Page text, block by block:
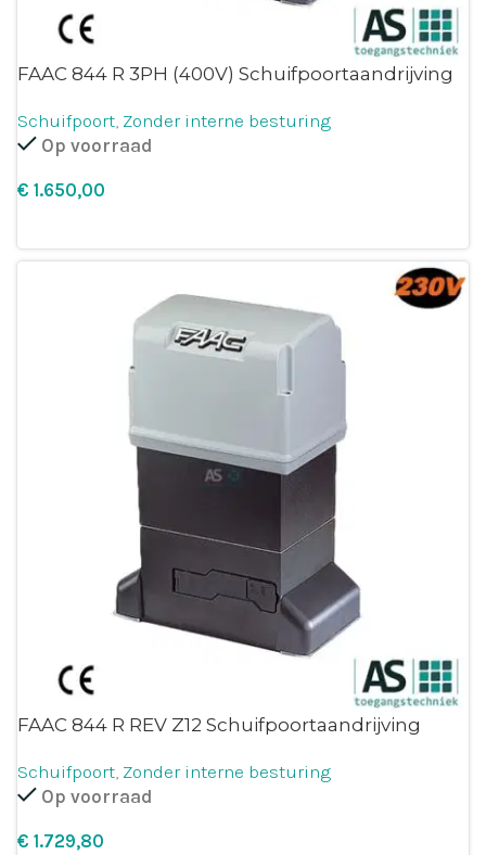
FAAC 844 R 3PH (400V) Schuifpoortaandrijving
Schuifpoort, Zonder interne besturing
Op voorraad
€
FAAC 844 R REV Z12 Schuifpoortaandrijving
Schuifpoort, Zonder interne besturing
Op voorraad
€